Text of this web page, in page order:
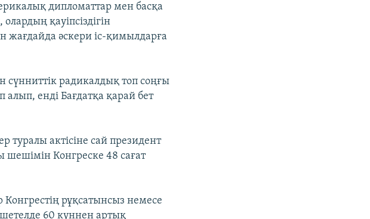
дипломаттар мен басқа
қауіпсіздігін
жағдайда әскери іс-қимылдарға
радикалдық топ соңғы
алып, енді Бағдатқа қарай бет
туралы актісіне сай президент
шешімін Конгреске 48 сағат
рұқсатынсыз немесе
60 күннен артық